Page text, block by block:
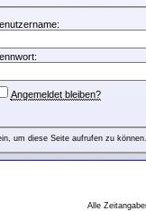
Angemeldet bleiben?
um diese Seite aufrufen zu können.
Alle